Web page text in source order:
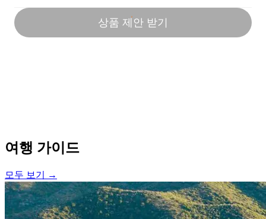
여행 가이드
모두 보기 →